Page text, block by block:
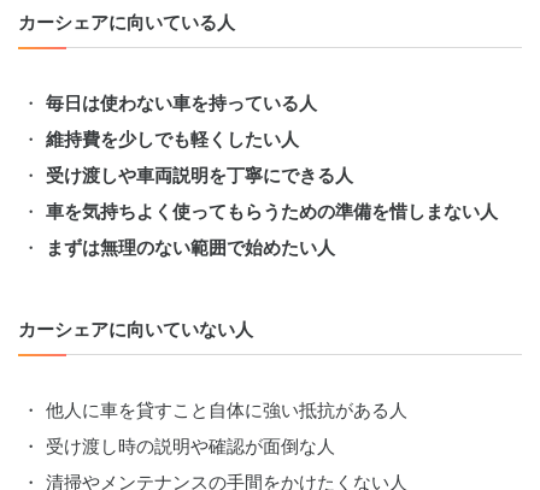
カーシェアに向いている人
毎日は使わない車を持っている人
維持費を少しでも軽くしたい人
受け渡しや車両説明を丁寧にできる人
車を気持ちよく使ってもらうための準備を惜しまない人
まずは無理のない範囲で始めたい人
カーシェアに向いていない人
他人に車を貸すこと自体に強い抵抗がある人
受け渡し時の説明や確認が面倒な人
清掃やメンテナンスの手間をかけたくない人